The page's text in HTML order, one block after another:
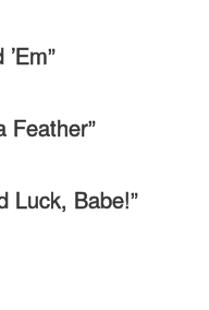
Feather”
Luck, Babe!”